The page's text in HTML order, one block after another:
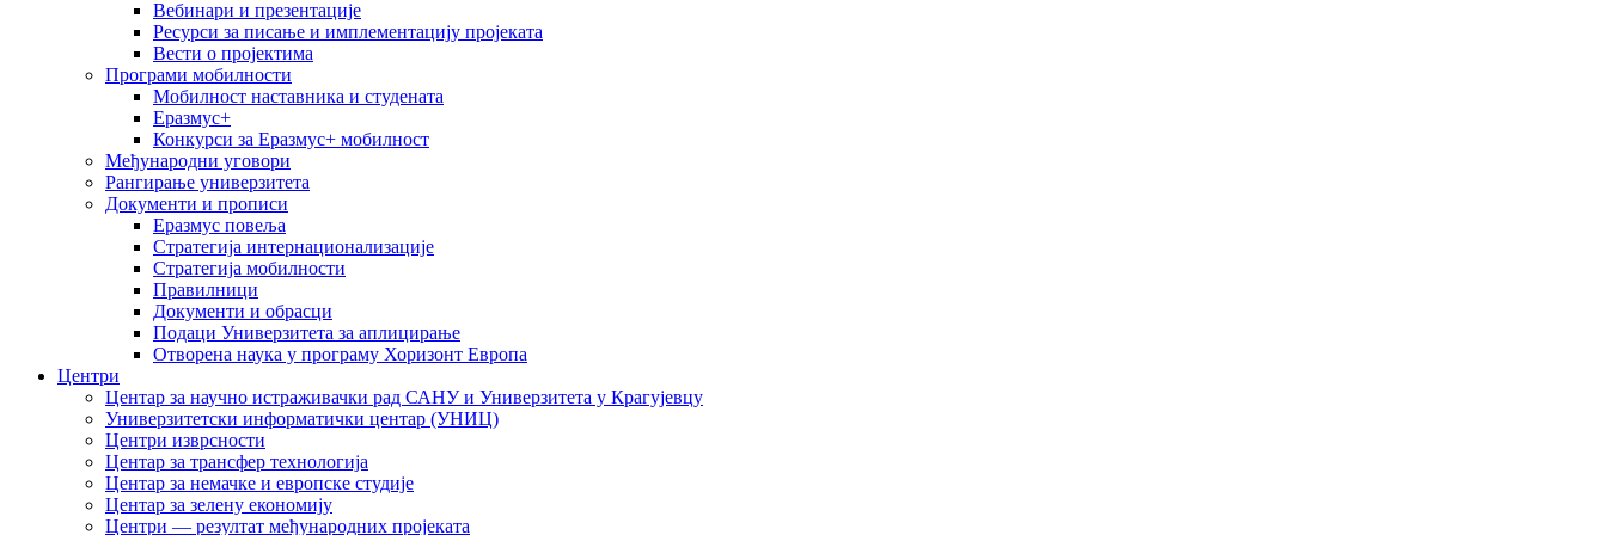
Вебинари и презентације
Ресурси за писање и имплементацију пројеката
Вести о пројектима
Програми мобилности
Мобилност наставника и студената
Еразмус+
Конкурси за Еразмус+ мобилност
Међународни уговори
Рангирање универзитета
Документи и прописи
Еразмус повеља
Стратегија интернационализације
Стратегија мобилности
Правилници
Документи и обрасци
Подаци Универзитета за аплицирање
Отворена наука у програму Хоризонт Европа
Центри
Центар за научно истраживачки рад САНУ и Универзитета у Крагујевцу
Универзитетски информатички центар (УНИЦ)
Центри изврсности
Центар за трансфер технологија
Центар за немачке и европске студије
Центар за зелену економију
Центри — резултат међународних пројеката